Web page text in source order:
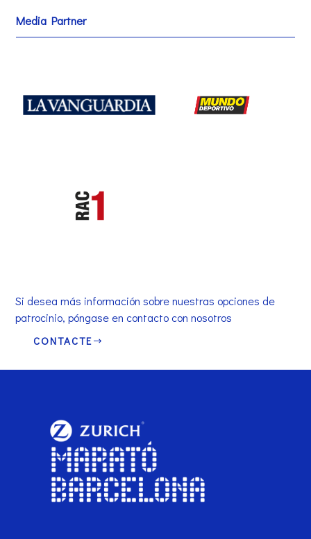
Media Partner
Si desea más información sobre nuestras opciones de
patrocinio, póngase en contacto con nosotros
CONTACTE